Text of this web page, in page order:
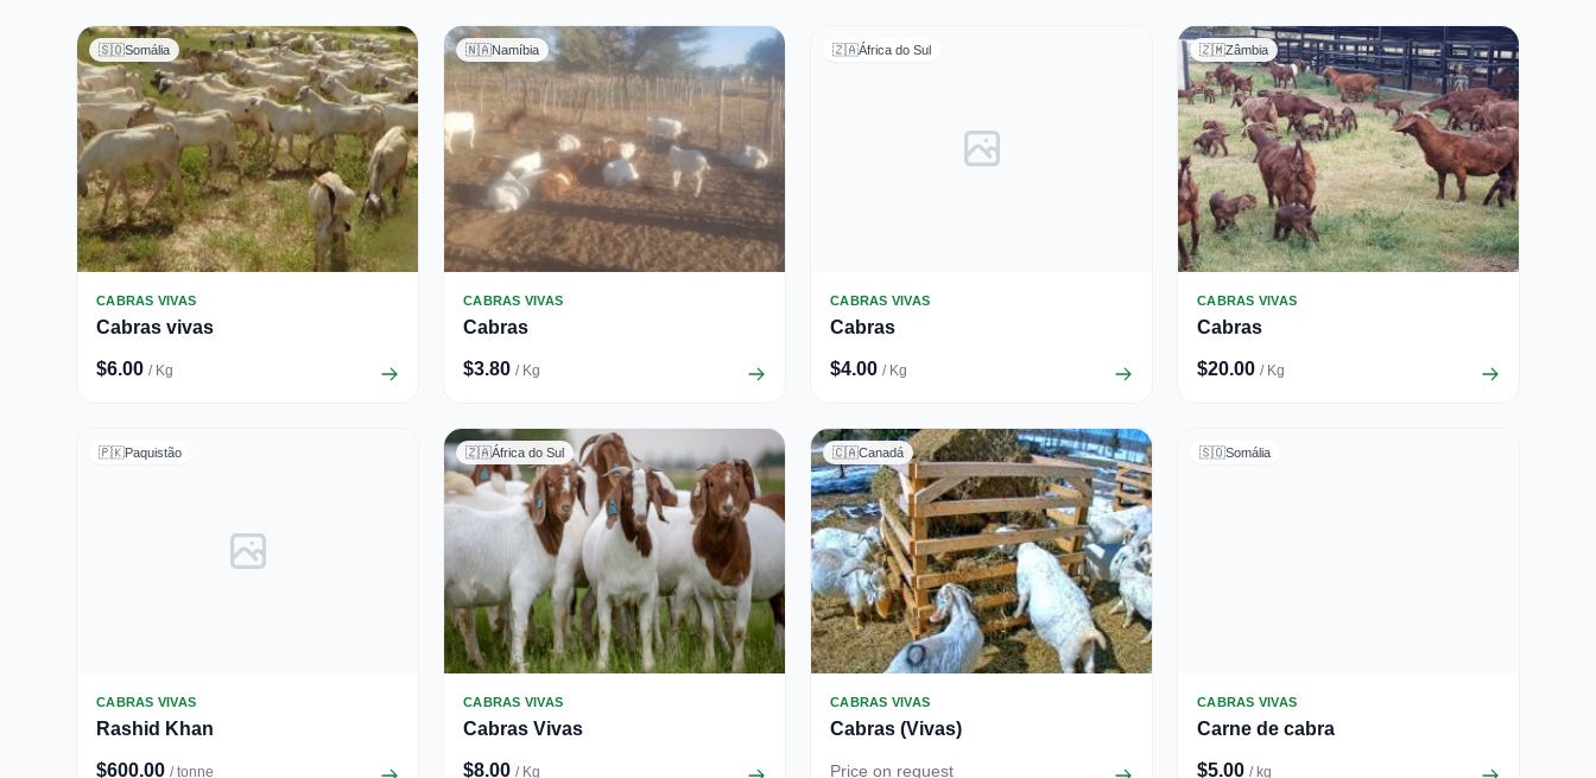
🇸🇴Somália
CABRAS VIVAS
Cabras vivas
$6.00 / Kg
🇳🇦Namíbia
CABRAS VIVAS
Cabras
$3.80 / Kg
🇿🇦África do Sul
CABRAS VIVAS
Cabras
$4.00 / Kg
🇿🇲Zâmbia
CABRAS VIVAS
Cabras
$20.00 / Kg
🇵🇰Paquistão
CABRAS VIVAS
Rashid Khan
$600.00 / tonne
🇿🇦África do Sul
CABRAS VIVAS
Cabras Vivas
$8.00 / Kg
🇨🇦Canadá
CABRAS VIVAS
Cabras (Vivas)
Price on request
🇸🇴Somália
CABRAS VIVAS
Carne de cabra
$5.00 / kg